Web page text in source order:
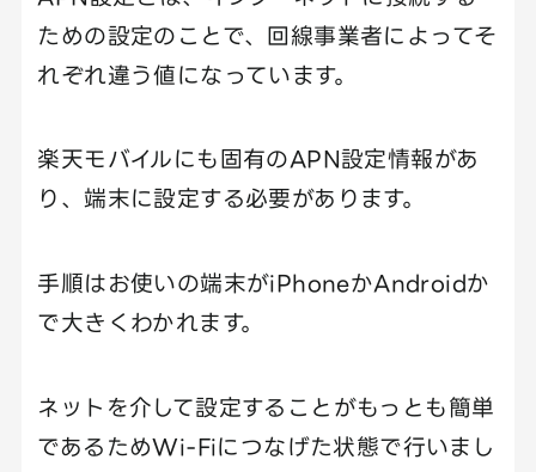
ための設定のことで、回線事業者によってそ
れぞれ違う値になっています。
楽天モバイルにも固有のAPN設定情報があ
り、端末に設定する必要があります。
手順はお使いの端末がiPhoneかAndroidか
で大きくわかれます。
ネットを介して設定することがもっとも簡単
であるためWi-Fiにつなげた状態で行いまし